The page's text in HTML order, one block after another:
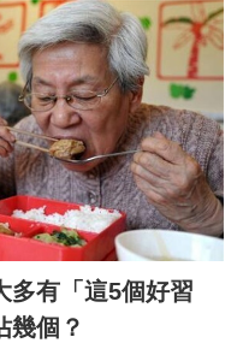
多有「這5個好習
個？